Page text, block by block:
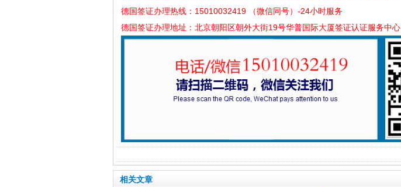
德国签证办理热线：15010032419 （微信同号）-24小时服务
德国签证办理地址：北京朝阳区朝外大街19号华普国际大厦签证认证服务中心
相关文章